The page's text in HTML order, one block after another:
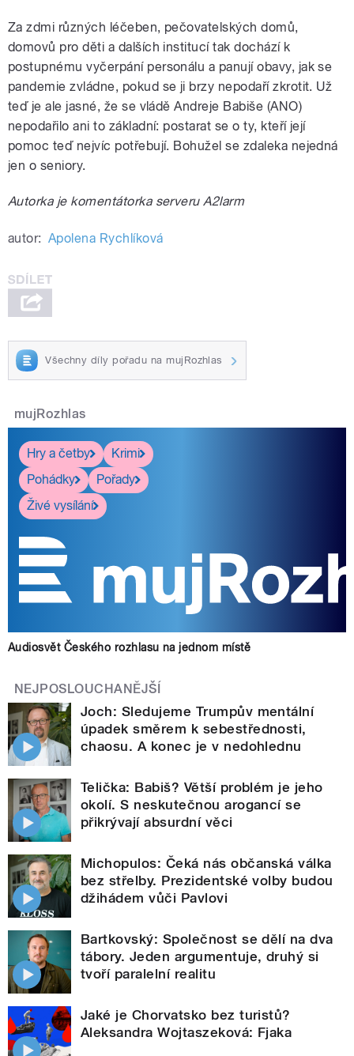
Za zdmi různých léčeben, pečovatelských domů,
domovů pro děti a dalších institucí tak dochází k
postupnému vyčerpání personálu a panují obavy, jak se
pandemie zvládne, pokud se ji brzy nepodaří zkrotit. Už
teď je ale jasné, že se vládě Andreje Babiše (ANO)
nepodařilo ani to základní: postarat se o ty, kteří její
pomoc teď nejvíc potřebují. Bohužel se zdaleka nejedná
jen o seniory.
Autorka je komentátorka serveru A2larm
autor: Apolena Rychlíková
Všechny díly pořadu na mujRozhlas
mujRozhlas
Hry a četby
Krimi
Pohádky
Pořady
Živé vysílání
Audiosvět Českého rozhlasu na jednom místě
NEJPOSLOUCHANĚJŠÍ
Joch: Sledujeme Trumpův mentální
úpadek směrem k sebestřednosti,
chaosu. A konec je v nedohlednu
Telička: Babiš? Větší problém je jeho
okolí. S neskutečnou arogancí se
přikrývají absurdní věci
Michopulos: Čeká nás občanská válka
bez střelby. Prezidentské volby budou
džihádem vůči Pavlovi
Bartkovský: Společnost se dělí na dva
tábory. Jeden argumentuje, druhý si
tvoří paralelní realitu
Jaké je Chorvatsko bez turistů?
Aleksandra Wojtaszeková: Fjaka